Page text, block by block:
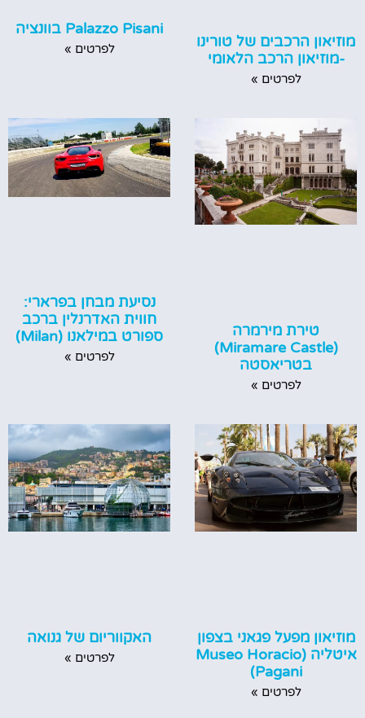
מוזיאון הרכבים של טורינו
-מוזיאון הרכב הלאומי
לפרטים »
Palazzo Pisani בוונציה
לפרטים »
טירת מירמרה
(Miramare Castle)
בטריאסטה
לפרטים »
נסיעת מבחן בפרארי:
חווית האדרנלין ברכב
ספורט במילאנו (Milan)
לפרטים »
מוזיאון מפעל פגאני בצפון
איטליה (Museo Horacio
Pagani)
לפרטים »
האקווריום של גנואה
לפרטים »